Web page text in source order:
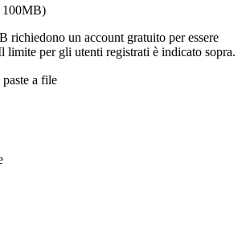
100MB)
richiedono un account gratuito per essere
limite per gli utenti registrati è indicato sopra.
a file